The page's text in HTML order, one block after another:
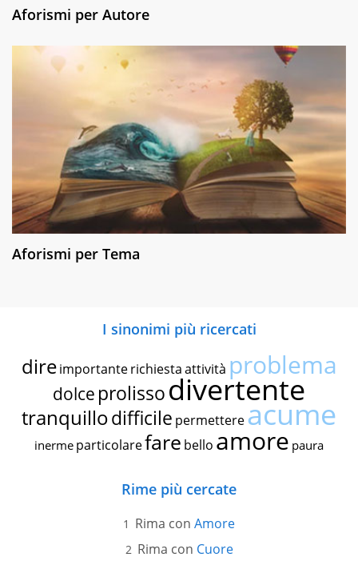
Aforismi per Autore
Aforismi per Tema
I sinonimi più ricercati
dire importante richiestaattività problema
dolce prolissodivertente
tranquillodifficile permettereacume
inerme particolarefare bello amore paura
Rime più cercate
Rima con Amore
Rima con Cuore